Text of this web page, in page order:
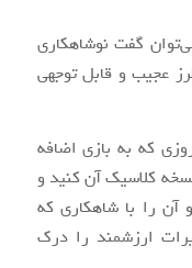
گفت نوشاهکاری
عجیب و قابل توجهی
که به بازی اضافه
کلاسیک آن کنید و
آن را با شاهکاری که
ارزشمند را درک